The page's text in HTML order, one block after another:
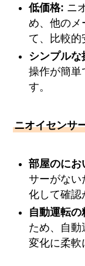
低価格: ニ
め、他のメ
て、比較的
シンプルな
操作が簡単
す。
ニオイセンサ
部屋のにお
サーがない
化して確認
自動運転
ため、自動
変化に柔軟